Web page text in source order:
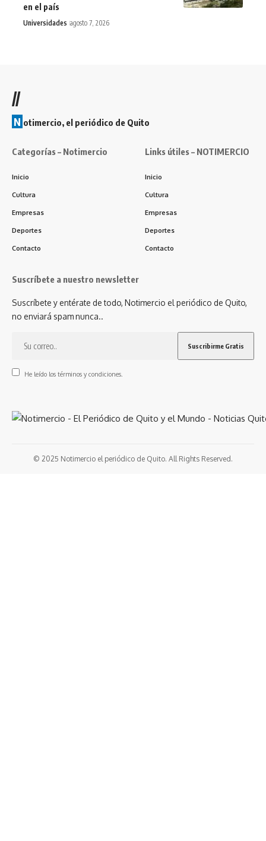
en el país
Universidades agosto 7, 2026
//
N otimercio, el periódico de Quito
Categorías – Notimercio
Inicio
Cultura
Empresas
Deportes
Contacto
Links útiles – NOTIMERCIO
Inicio
Cultura
Empresas
Deportes
Contacto
Suscríbete a nuestro newsletter
Suscríbete y entérate de todo, Notimercio el periódico de Quito,
no enviará spam nunca..
He leído los términos y condiciones.
© 2025 Notimercio el periódico de Quito. All Rights Reserved.